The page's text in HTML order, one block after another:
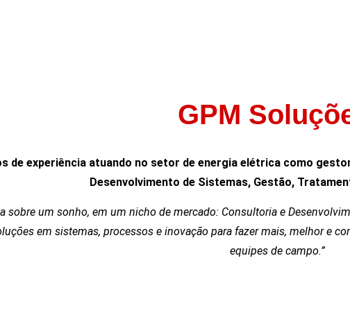
GPM
de experiência atuando no setor de energia elétrica como
Desenvolvimento de Sistemas, Gestão,
sobre um sonho, em um nicho de mercado: Consultoria e
em sistemas, processos e inovação para fazer mais, melhor e
equipes de campo.”